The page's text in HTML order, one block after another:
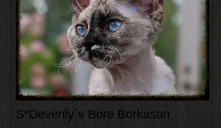
S*Devenly´s Bore Borkason